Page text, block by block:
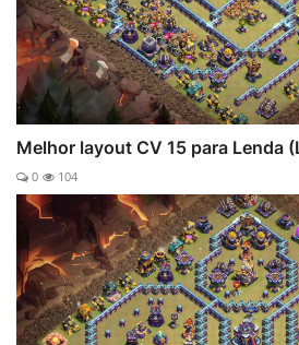
Melhor layout CV 15 para Lenda
0 104